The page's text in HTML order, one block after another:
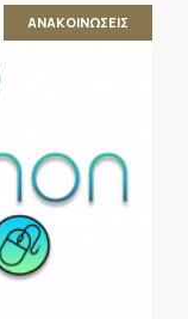
ΑΝΑΚΟΙΝΩΣΕΙΣ